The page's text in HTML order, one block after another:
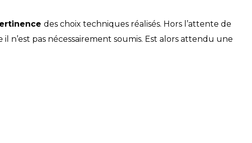
des choix techniques réalisés. Hors l’attente de
n’est pas nécessairement soumis. Est alors attendu une